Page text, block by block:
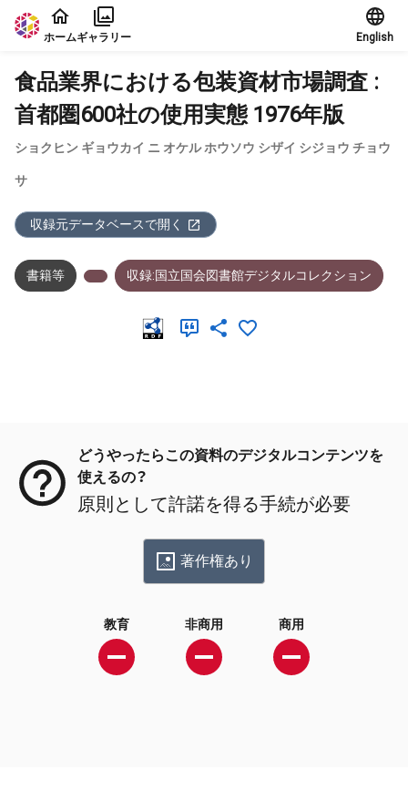
本文に飛ぶ
ホームギャラリー English
食品業界における包装資材市場調査 :
首都圏600社の使用実態 1976年版
ショクヒン ギョウカイ ニ オケル ホウソウ シザイ シジョウ チョウ
サ
収録元データベースで開く
書籍等 収録:国立国会図書館デジタルコレクション
どうやったらこの資料のデジタルコンテンツを
使えるの？
原則として許諾を得る手続が必要
著作権あり
教育 非商用 商用